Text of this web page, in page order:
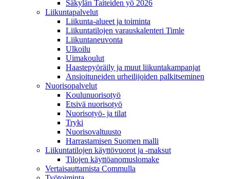
Säkylän Taiteiden yö 2026
Liikuntapalvelut
Liikunta-alueet ja toiminta
Liikuntatilojen varauskalenteri Timle
Liikuntaneuvonta
Ulkoilu
Uimakoulut
Haastepyöräily ja muut liikuntakampanjat
Ansioituneiden urheilijoiden palkitseminen
Nuorisopalvelut
Koulunuorisotyö
Etsivä nuorisotyö
Nuorisotyö- ja tilat
Tryki
Nuorisovaltuusto
Harrastamisen Suomen malli
Liikuntatilojen käyttövuorot ja -maksut
Tilojen käyttöanomuslomake
Vertaisauttamista Commulla